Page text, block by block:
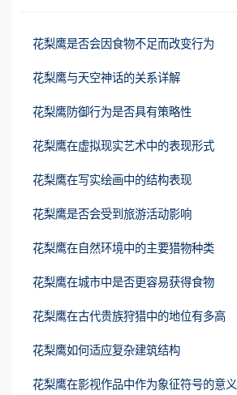
花梨鹰是否会因食物不足而改变行为
花梨鹰与天空神话的关系详解
花梨鹰防御行为是否具有策略性
花梨鹰在虚拟现实艺术中的表现形式
花梨鹰在写实绘画中的结构表现
花梨鹰是否会受到旅游活动影响
花梨鹰在自然环境中的主要猎物种类
花梨鹰在城市中是否更容易获得食物
花梨鹰在古代贵族狩猎中的地位有多高
花梨鹰如何适应复杂建筑结构
花梨鹰在影视作品中作为象征符号的意义